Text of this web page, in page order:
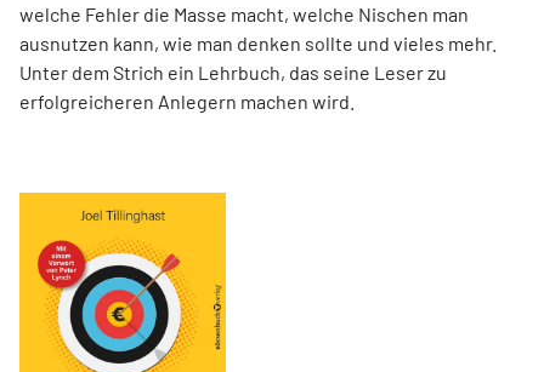
welche Fehler die Masse macht, welche Nischen man
ausnutzen kann, wie man denken sollte und vieles mehr.
Unter dem Strich ein Lehrbuch, das seine Leser zu
erfolgreicheren Anlegern machen wird.